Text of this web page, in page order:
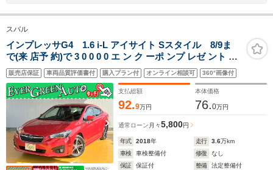
スバル
インプレッサG4 1.6 i-L アイサイト Sスタイル 8/9ま
で(来 店予 約)で 3 0 0 0 0 エ ン ク ーポ ンプ レゼ ント 禁
煙車 アイサイトVer3 純正SDナビ プッシュスタート サイ
ド/バックカメラ ブラインドスポットモニター パドルシフ
ト 電動パーキング
販売店保証 車両品質評価書付 購入プラン付 オンライン相談可 360°画像付
支払総額
92.9万円
本体価格
76.0万円
通常ローン 月々5,800円
年式 2018年 走行 3.6万km
車検
車検整備付 修復
なし
保証
保証付 整備
法定整備付